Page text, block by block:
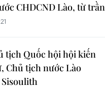
CHDCND Lào, từ trần
tịch Quốc hội hội kiến
Chủ tịch nước Lào